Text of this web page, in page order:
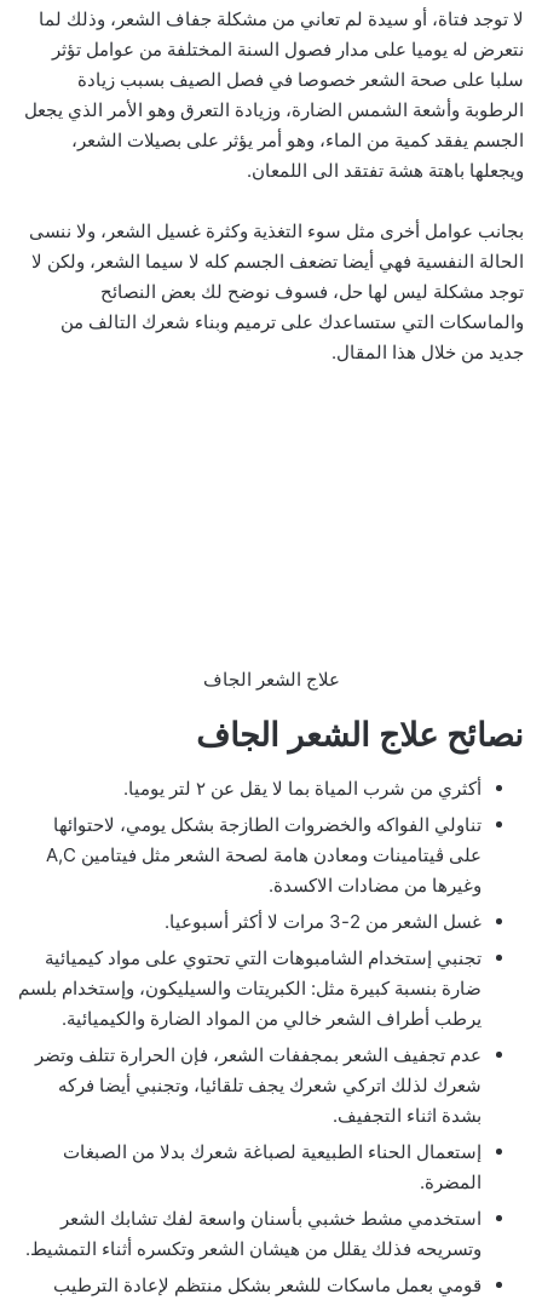
لا توجد فتاة، أو سيدة لم تعاني من مشكلة جفاف الشعر، وذلك لما
نتعرض له يوميا على مدار فصول السنة المختلفة من عوامل تؤثر
سلبا على صحة الشعر خصوصا في فصل الصيف بسبب زيادة
الرطوبة وأشعة الشمس الضارة، وزيادة التعرق وهو الأمر الذي يجعل
الجسم يفقد كمية من الماء، وهو أمر يؤثر على بصيلات الشعر،
ويجعلها باهتة هشة تفتقد الى اللمعان.
بجانب عوامل أخرى مثل سوء التغذية وكثرة غسيل الشعر، ولا ننسى
الحالة النفسية فهي أيضا تضعف الجسم كله لا سيما الشعر، ولكن لا
توجد مشكلة ليس لها حل، فسوف نوضح لك بعض النصائح
والماسكات التي ستساعدك على ترميم وبناء شعرك التالف من
جديد من خلال هذا المقال.
علاج الشعر الجاف
نصائح علاج الشعر الجاف
أكثري من شرب المياة بما لا يقل عن ٢ لتر يوميا.
تناولي الفواكه والخضروات الطازجة بشكل يومي، لاحتوائها
على ڤيتامينات ومعادن هامة لصحة الشعر مثل فيتامين A,C
وغيرها من مضادات الاكسدة.
غسل الشعر من 2-3 مرات لا أكثر أسبوعيا.
تجنبي إستخدام الشامبوهات التي تحتوي على مواد كيميائية
ضارة بنسبة كبيرة مثل: الكبريتات والسيليكون، وإستخدام بلسم
يرطب أطراف الشعر خالي من المواد الضارة والكيميائية.
عدم تجفيف الشعر بمجففات الشعر، فإن الحرارة تتلف وتضر
شعرك لذلك اتركي شعرك يجف تلقائيا، وتجنبي أيضا فركه
بشدة اثناء التجفيف.
إستعمال الحناء الطبيعية لصباغة شعرك بدلا من الصبغات
المضرة.
استخدمي مشط خشبي بأسنان واسعة لفك تشابك الشعر
وتسريحه فذلك يقلل من هيشان الشعر وتكسره أثناء التمشيط.
قومي بعمل ماسكات للشعر بشكل منتظم لإعادة الترطيب